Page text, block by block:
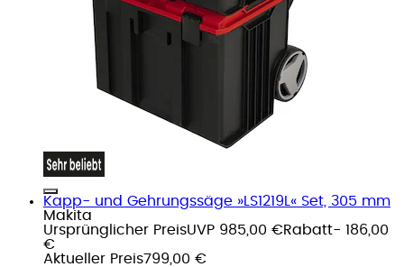
Kapp- und Gehrungssäge »LS1219L« Set, 305 mm
Makita
Ursprünglicher PreisUVP 985,00 €Rabatt- 186,00
€
Aktueller Preis799,00 €